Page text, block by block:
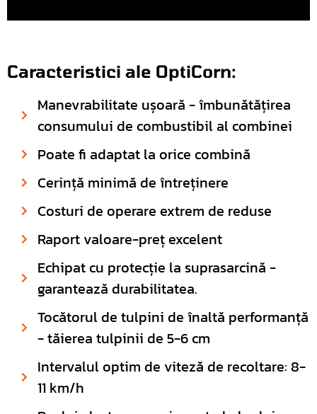
Caracteristici ale OptiCorn:
Manevrabilitate ușoară - îmbunătățirea
consumului de combustibil al combinei
Poate fi adaptat la orice combină
Cerință minimă de întreținere
Costuri de operare extrem de reduse
Raport valoare-preț excelent
Echipat cu protecție la suprasarcină -
garantează durabilitatea.
Tocătorul de tulpini de înaltă performanță
- tăierea tulpinii de 5-6 cm
Intervalul optim de viteză de recoltare: 8-
11 km/h